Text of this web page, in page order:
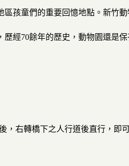
孩童們的重要回憶地點。新竹
經70餘年的歷史，動物園還是
右轉橋下之人行道後直行，即